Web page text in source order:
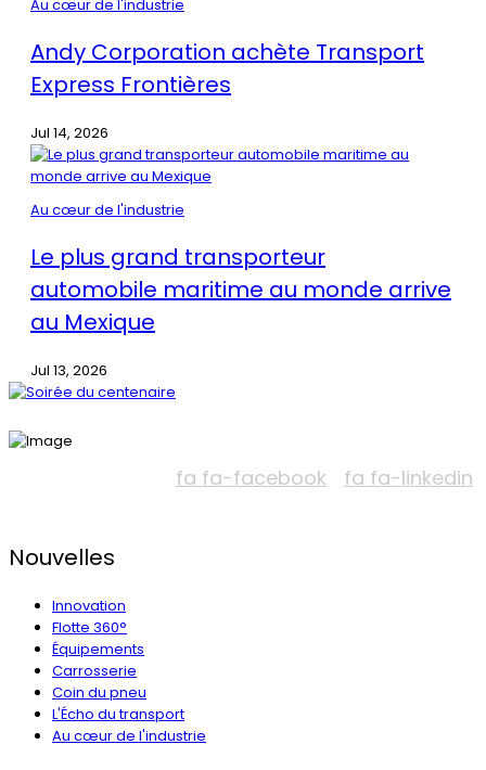
Au cœur de l'industrie
Andy Corporation achète Transport
Express Frontières
Jul 14, 2026
Au cœur de l'industrie
Le plus grand transporteur
automobile maritime au monde arrive
au Mexique
Jul 13, 2026
fa fa-facebook fa fa-linkedin
Nouvelles
Innovation
Flotte 360°
Équipements
Carrosserie
Coin du pneu
L'Écho du transport
Au cœur de l'industrie